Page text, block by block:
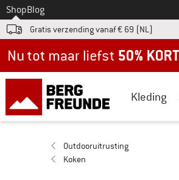
Naar
ShopBlog
Gratis verzending vanaf € 69 (NL)
Kleding
Outdooruitrusting
Koken